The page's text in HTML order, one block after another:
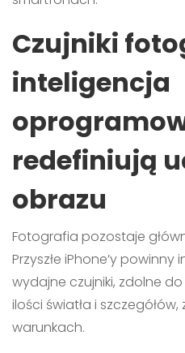
Czujniki
inteligencja
redefiniują
obrazu
Fotografia pozostaje
Przyszłe iPhone’y
wydajne czujniki, zdolne
ilości światła i
warunkach.